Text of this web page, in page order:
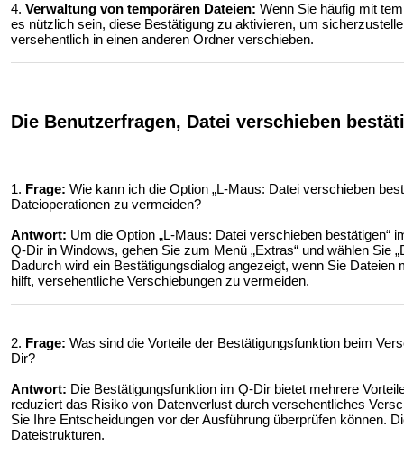
4. Verwaltung von temporären Dateien: Wenn Sie häufig mit
es nützlich sein, diese Bestätigung zu aktivieren, um
versehentlich in einen anderen Ordner verschieben.
Die Benutzerfragen, Datei verschieben
1. Frage: Wie kann ich die Option „L-Maus: Datei verschieben
Dateioperationen zu vermeiden?
Antwort: Um die Option „L-Maus: Datei verschieben bestätigen“
Q-Dir in Windows, gehen Sie zum Menü „Extras“ und wählen Sie
Dadurch wird ein Bestätigungsdialog angezeigt, wenn Sie
hilft, versehentliche Verschiebungen zu vermeiden.
2. Frage: Was sind die Vorteile der Bestätigungsfunktion beim
Dir?
Antwort: Die Bestätigungsfunktion im Q-Dir bietet mehrere
reduziert das Risiko von Datenverlust durch versehentliches
Sie Ihre Entscheidungen vor der Ausführung überprüfen können.
Dateistrukturen.